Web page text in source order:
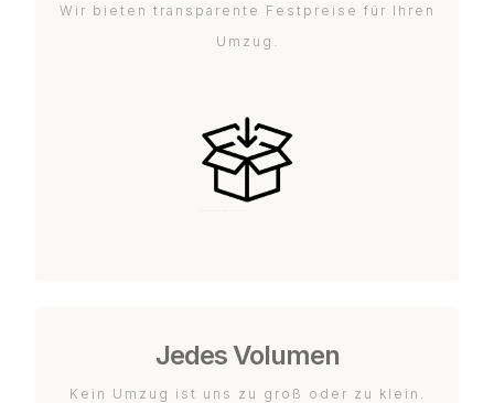
Wir bieten transparente Festpreise für Ihren
Umzug.
Jedes Volumen
Kein Umzug ist uns zu groß oder zu klein.